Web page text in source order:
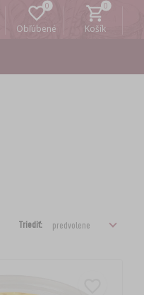
Obľúbené Košík
Triediť: